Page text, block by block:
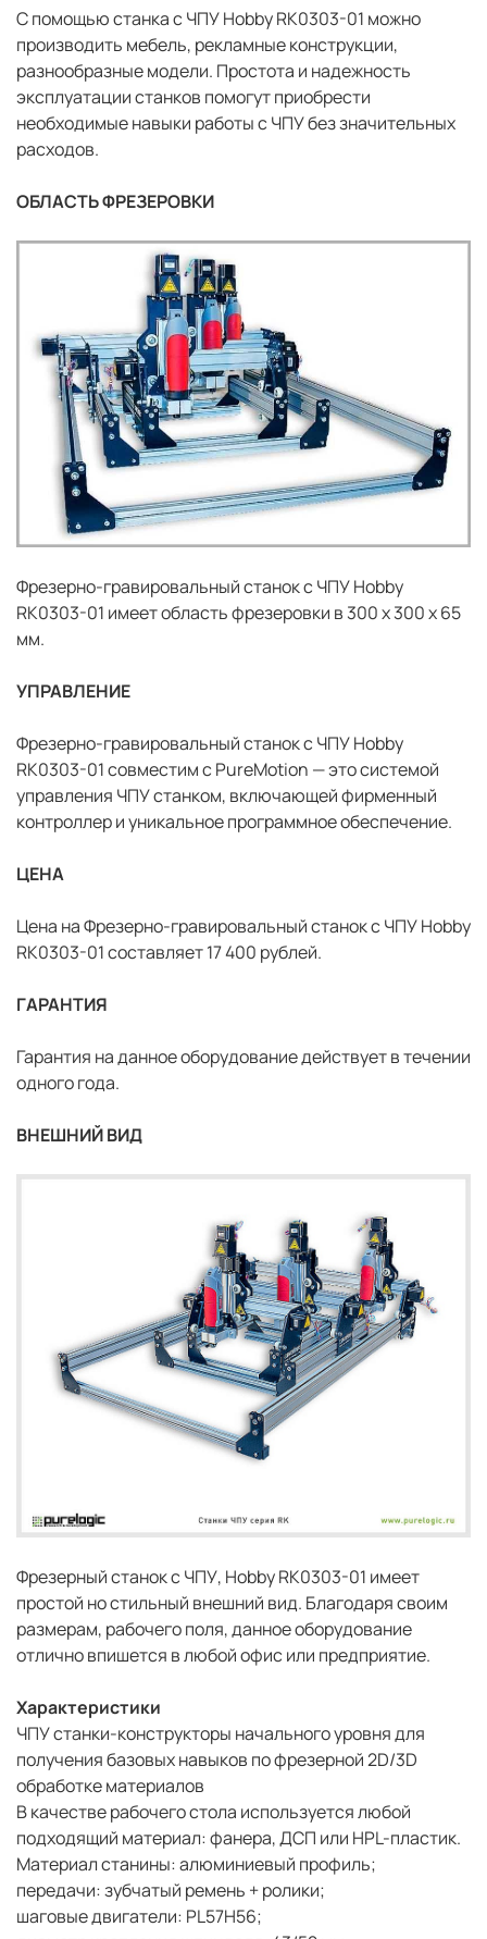
С помощью станка с ЧПУ Hobby RK0303-01 можно
производить мебель, рекламные конструкции,
разнообразные модели. Простота и надежность
эксплуатации станков помогут приобрести
необходимые навыки работы с ЧПУ без значительных
расходов.
ОБЛАСТЬ ФРЕЗЕРОВКИ
Фрезерно-гравировальный станок с ЧПУ Hobby
RK0303-01 имеет область фрезеровки в 300 х 300 х 65
мм.
УПРАВЛЕНИЕ
Фрезерно-гравировальный станок с ЧПУ Hobby
RK0303-01 совместим с PureMotion — это системой
управления ЧПУ станком, включающей фирменный
контроллер и уникальное программное обеспечение.
ЦЕНА
Цена на Фрезерно-гравировальный станок с ЧПУ Hobby
RK0303-01 составляет 17 400 рублей.
ГАРАНТИЯ
Гарантия на данное оборудование действует в течении
одного года.
ВНЕШНИЙ ВИД
Фрезерный станок с ЧПУ, Hobby RK0303-01 имеет
простой но стильный внешний вид. Благодаря своим
размерам, рабочего поля, данное оборудование
отлично впишется в любой офис или предприятие.
Характеристики
ЧПУ станки-конструкторы начального уровня для
получения базовых навыков по фрезерной 2D/3D
обработке материалов
В качестве рабочего стола используется любой
подходящий материал: фанера, ДСП или HPL-пластик.
Материал станины: алюминиевый профиль;
передачи: зубчатый ремень + ролики;
шаговые двигатели: PL57H56;